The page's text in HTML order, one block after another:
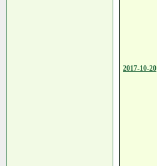
2017-10-20